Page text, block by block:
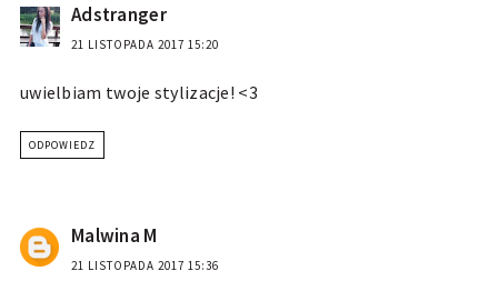
Adstranger
21 LISTOPADA 2017 15:20
uwielbiam twoje stylizacje! <3
ODPOWIEDZ
Malwina M
21 LISTOPADA 2017 15:36